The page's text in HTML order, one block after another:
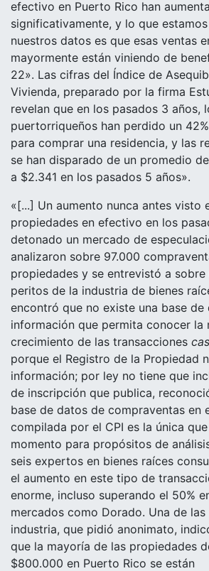
efectivo en Puerto Rico han
significativamente, y lo que
nuestros datos es que esas ventas
mayormente están viniendo de
22». Las cifras del Índice de
Vivienda, preparado por la firma
revelan que en los pasados 3 años,
puertorriqueños han perdido un
para comprar una residencia, y las
se han disparado de un promedio
a $2.341 en los pasados 5 años».
«[...] Un aumento nunca antes visto
propiedades en efectivo en los
detonado un mercado de
analizaron sobre 97.000
propiedades y se entrevistó a sobre
peritos de la industria de bienes
encontró que no existe una base de
información que permita conocer la
crecimiento de las transacciones
porque el Registro de la Propiedad
información; por ley no tiene que
de inscripción que publica,
base de datos de compraventas en
compilada por el CPI es la única
momento para propósitos de
seis expertos en bienes raíces
el aumento en este tipo de
enorme, incluso superando el 50%
mercados como Dorado. Una de
industria, que pidió anonimato,
que la mayoría de las propiedades
$800.000 en Puerto Rico se están